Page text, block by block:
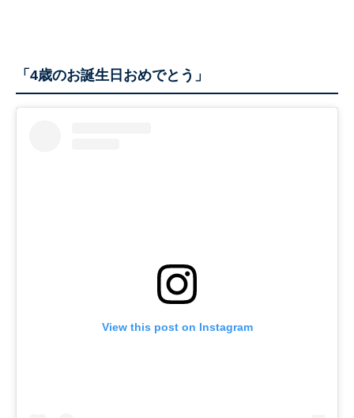
「4歳のお誕生日おめでとう」
View this post on Instagram